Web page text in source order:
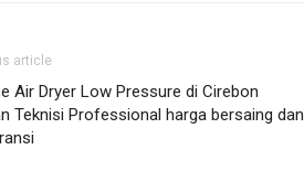
article
Air Dryer Low Pressure di Cirebon
Teknisi Professional harga bersaing dan